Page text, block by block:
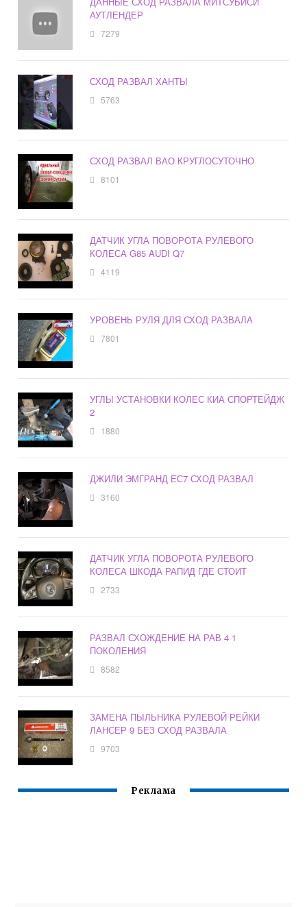
АУТЛЕНДЕР
7279
СХОД РАЗВАЛ ХАНТЫ
5763
СХОД РАЗВАЛ ВАО КРУГЛОСУТОЧНО
8101
ДАТЧИК УГЛА ПОВОРОТА РУЛЕВОГО
КОЛЕСА G85 AUDI Q7
4119
УРОВЕНЬ РУЛЯ ДЛЯ СХОД РАЗВАЛА
7801
УГЛЫ УСТАНОВКИ КОЛЕС КИА СПОРТЕЙДЖ
2
1880
ДЖИЛИ ЭМГРАНД ЕС7 СХОД РАЗВАЛ
3160
ДАТЧИК УГЛА ПОВОРОТА РУЛЕВОГО
КОЛЕСА ШКОДА РАПИД ГДЕ СТОИТ
2733
РАЗВАЛ СХОЖДЕНИЕ НА РАВ 4 1
ПОКОЛЕНИЯ
8582
ЗАМЕНА ПЫЛЬНИКА РУЛЕВОЙ РЕЙКИ
ЛАНСЕР 9 БЕЗ СХОД РАЗВАЛА
9703
Реклама